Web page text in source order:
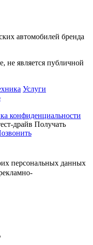
автомобилей бренда
не является публичной
Услуги
конфиденциальности
драйв Получать
персональных данных